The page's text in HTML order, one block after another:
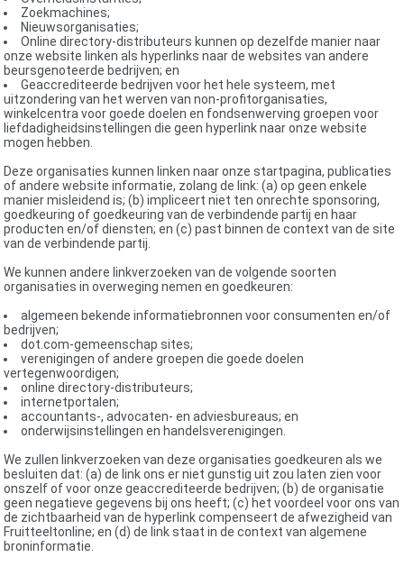
Zoekmachines;
Nieuwsorganisaties;
Online directory-distributeurs kunnen op dezelfde manier naar
onze website linken als hyperlinks naar de websites van andere
beursgenoteerde bedrijven; en
Geaccrediteerde bedrijven voor het hele systeem, met
uitzondering van het werven van non-profitorganisaties,
winkelcentra voor goede doelen en fondsenwerving groepen voor
liefdadigheidsinstellingen die geen hyperlink naar onze website
mogen hebben.
Deze organisaties kunnen linken naar onze startpagina, publicaties
of andere website informatie, zolang de link: (a) op geen enkele
manier misleidend is; (b) impliceert niet ten onrechte sponsoring,
goedkeuring of goedkeuring van de verbindende partij en haar
producten en/of diensten; en (c) past binnen de context van de site
van de verbindende partij.
We kunnen andere linkverzoeken van de volgende soorten
organisaties in overweging nemen en goedkeuren:
algemeen bekende informatiebronnen voor consumenten en/of
bedrijven;
dot.com-gemeenschap sites;
verenigingen of andere groepen die goede doelen
vertegenwoordigen;
online directory-distributeurs;
internetportalen;
accountants-, advocaten- en adviesbureaus; en
onderwijsinstellingen en handelsverenigingen.
We zullen linkverzoeken van deze organisaties goedkeuren als we
besluiten dat: (a) de link ons ​​er niet gunstig uit zou laten zien voor
onszelf of voor onze geaccrediteerde bedrijven; (b) de organisatie
geen negatieve gegevens bij ons heeft; (c) het voordeel voor ons van
de zichtbaarheid van de hyperlink compenseert de afwezigheid van
Fruitteeltonline; en (d) de link staat in de context van algemene
broninformatie.